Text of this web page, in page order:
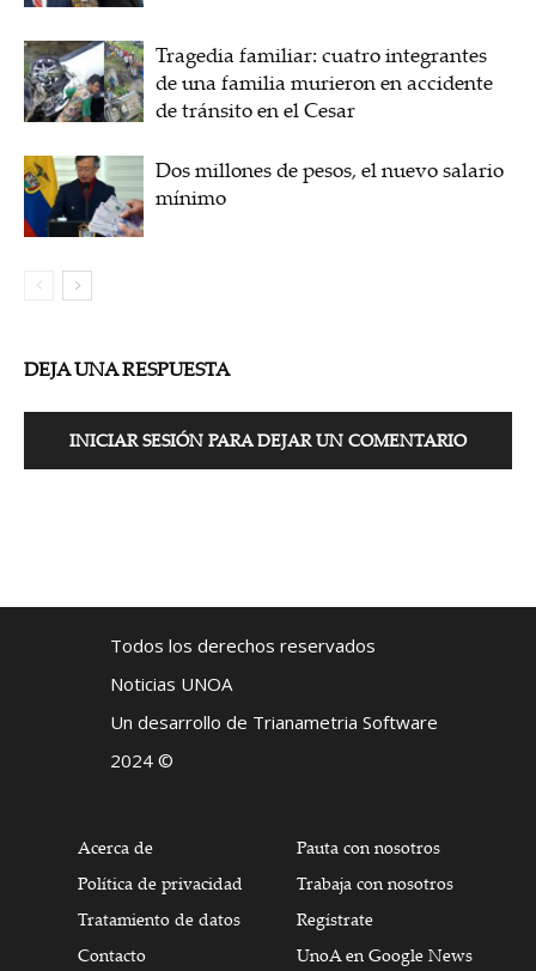
Tragedia familiar: cuatro integrantes
de una familia murieron en accidente
de tránsito en el Cesar
Dos millones de pesos, el nuevo salario
mínimo
DEJA UNA RESPUESTA
INICIAR SESIÓN PARA DEJAR UN COMENTARIO
Todos los derechos reservados
Noticias UNOA
Un desarrollo de Trianametria Software
2024 ©
Acerca de
Política de privacidad
Tratamiento de datos
Contacto
Pauta con nosotros
Trabaja con nosotros
Regístrate
UnoA en Google News